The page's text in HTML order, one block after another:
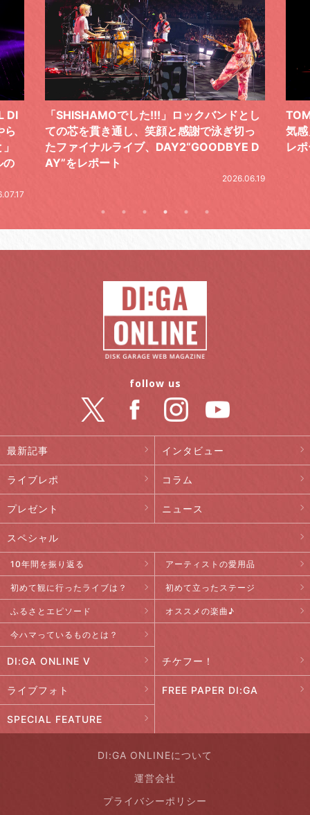
DI
ら
の
「SHISHAMOでした!!!」ロックバンドとし
ての芯を貫き通し、笑顔と感謝で泳ぎ切っ
たファイナルライブ、DAY2“GOODBYE D
AY”をレポート
2026.06.19
気
レ
最新記事 インタビュー
ライブレポ コラム
プレゼント ニュース
スペシャル
10年間を振り返る アーティストの愛用品
初めて観に行ったライブは？ 初めて立ったステージ
ふるさとエピソード オススメの楽曲♪
今ハマっているものとは？
DI:GA ONLINE V チケフー！
ライブフォト FREE PAPER DI:GA
SPECIAL FEATURE
follow us
DI:GA ONLINEについて
運営会社
プライバシーポリシー